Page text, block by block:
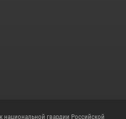
национальной гвардии Российской